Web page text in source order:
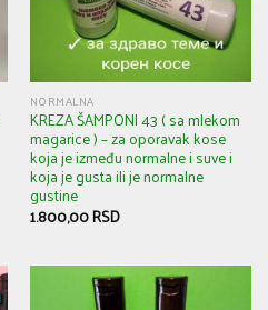
NORMALNA
KREZA ŠAMPONI 43 ( sa mlekom
magarice ) – za oporavak kose
koja je između normalne i suve i
koja je gusta ili je normalne
gustine
1.800,00RSD